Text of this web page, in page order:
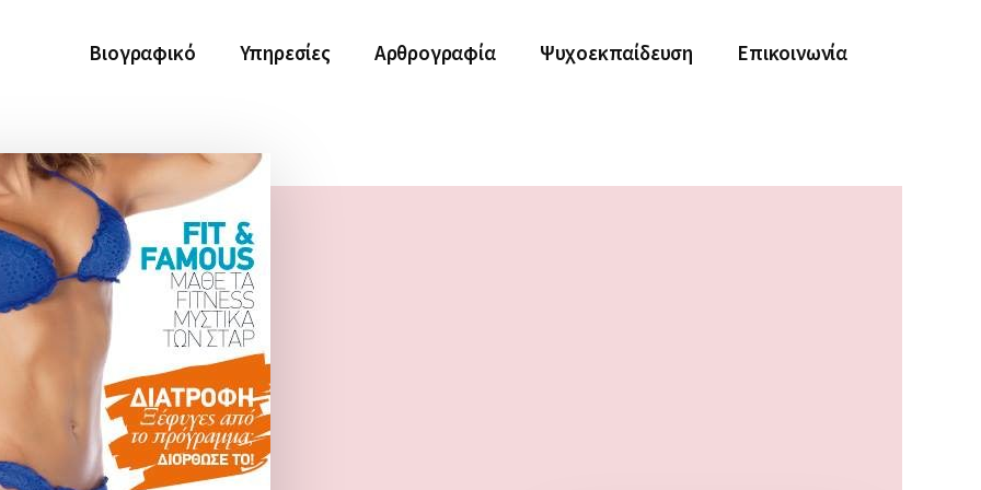
Βιογραφικό Υπηρεσίες Αρθρογραφία Ψυχοεκπαίδευση Επικοινωνία